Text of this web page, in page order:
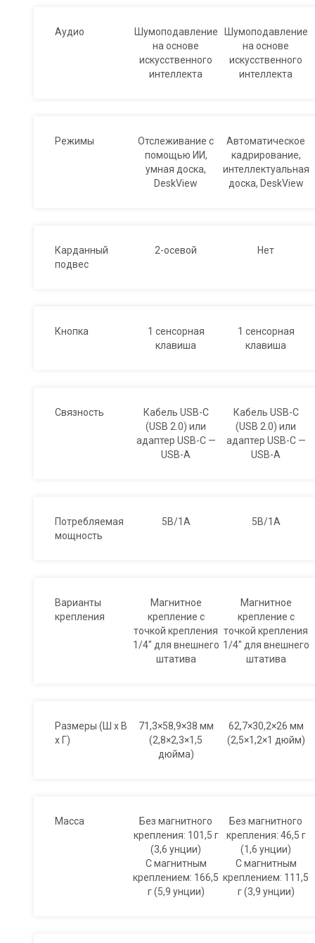
Аудио
Шумоподавление
на основе
искусственного
интеллекта
Шумоподавление
на основе
искусственного
интеллекта
Режимы
Отслеживание с
помощью ИИ,
умная доска,
DeskView
Автоматическое
кадрирование,
интеллектуальная
доска, DeskView
Карданный
подвес
2-осевой Нет
Кнопка
1 сенсорная
клавиша
1 сенсорная
клавиша
Связность
Кабель USB-C
(USB 2.0) или
адаптер USB-C —
USB-A
Кабель USB-C
(USB 2.0) или
адаптер USB-C —
USB-A
Потребляемая
мощность
5В/1А 5В/1А
Варианты
крепления
Магнитное
крепление с
точкой крепления
1/4″ для внешнего
штатива
Магнитное
крепление с
точкой крепления
1/4″ для внешнего
штатива
Размеры (Ш x В
x Г)
71,3×58,9×38 мм
(2,8×2,3×1,5
дюйма)
62,7×30,2×26 мм
(2,5×1,2×1 дюйм)
Масса
Без магнитного
крепления: 101,5 г
(3,6 унции)
С магнитным
креплением: 166,5
г (5,9 унции)
Без магнитного
крепления: 46,5 г
(1,6 унции)
С магнитным
креплением: 111,5
г (3,9 унции)